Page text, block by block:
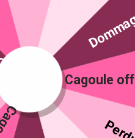
Cagoule femme
24.90 €
15 en stock
Cagoule